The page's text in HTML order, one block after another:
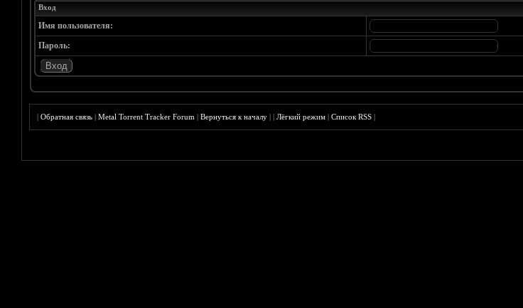
Вход
Имя пользователя:
Пароль:
|Обратная связь |Metal Torrent Tracker Forum |Вернуться к началу ||Лёгкий режим |Список RSS |